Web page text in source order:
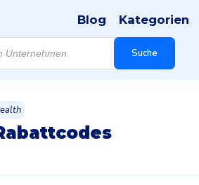
Suche
Blog Kategorien